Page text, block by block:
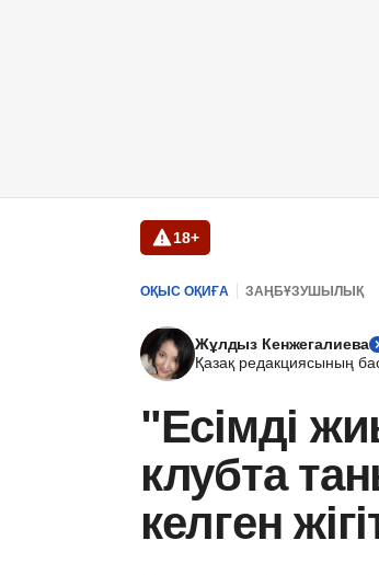
18+
ОҚЫС ОҚИҒА ЗАҢБҰЗУШЫЛЫҚ
Жұлдыз Кенжегалиева
Қазақ редакциясының
"Есімді
клубта
келген